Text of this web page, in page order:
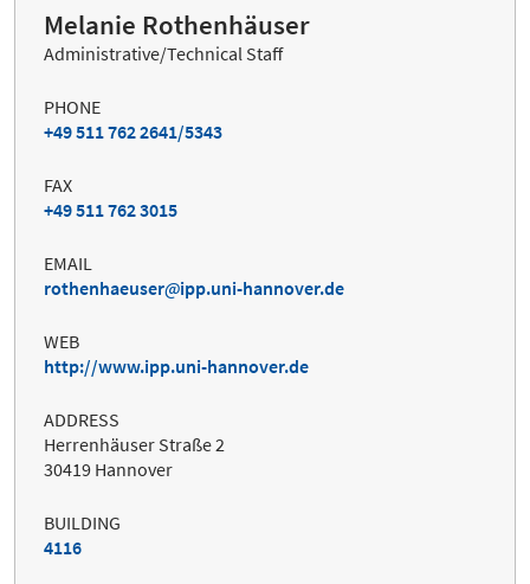
Melanie Rothenhäuser
Administrative/Technical Staff
PHONE
+49 511 762 2641/5343
FAX
+49 511 762 3015
EMAIL
rothenhaeuser
ipp.uni-hannover.de
WEB
http://www.ipp.uni-hannover.de
ADDRESS
Herrenhäuser Straße 2
30419 Hannover
BUILDING
4116